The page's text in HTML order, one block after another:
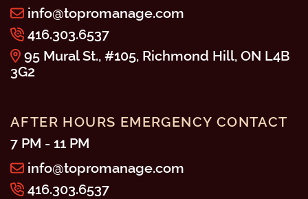
info@topromanage.com
416.303.6537
95 Mural St., #105, Richmond Hill, ON L4B
3G2
AFTER HOURS EMERGENCY CONTACT
7 PM - 11 PM
info@topromanage.com
416.303.6537